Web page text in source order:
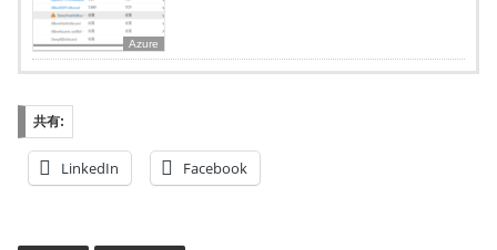
Azure
共有:
LinkedIn Facebook